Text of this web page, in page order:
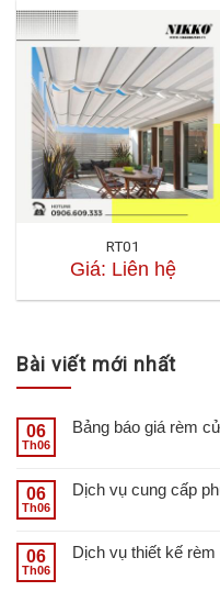
RT01
Giá: Liên hệ
Bài viết mới nhất
06
Th06
Bảng báo giá rèm
06
Th06
Dịch vụ cung cấp
06
Th06
Dịch vụ thiết kế